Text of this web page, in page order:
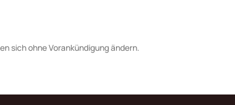
sich ohne Vorankündigung ändern.